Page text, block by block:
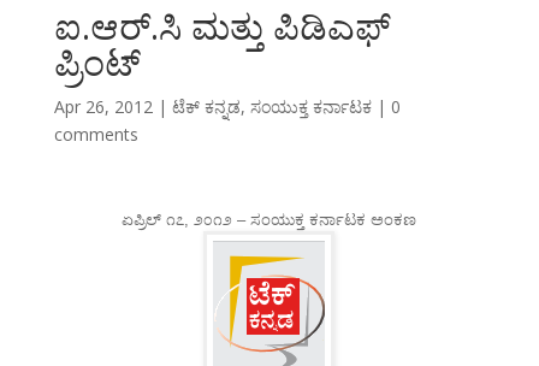
ಐ.‌ಆರ್.ಸಿ ಮತ್ತು ಪಿಡಿಎಫ್
ಪ್ರಿಂಟ್
Apr 26, 2012| ಟೆಕ್ ಕನ್ನಡ, ಸಂಯುಕ್ತ ಕರ್ನಾಟಕ| 0
comments
ಏಪ್ರಿಲ್ ೧೭, ೨೦೧೨ – ಸಂಯುಕ್ತ ಕರ್ನಾಟಕ ಅಂಕಣ